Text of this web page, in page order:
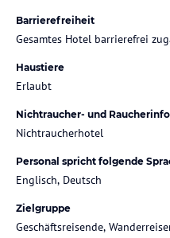
Barrierefreiheit
Gesamtes Hotel barrierefrei
Haustiere
Erlaubt
Nichtraucher- und
Nichtraucherhotel
Personal spricht folgende
Englisch, Deutsch
Zielgruppe
Geschäftsreisende,